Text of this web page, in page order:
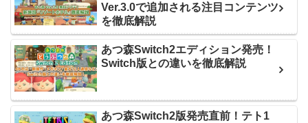
Ver.3.0で追加される注目コンテンツ
を徹底解説
あつ森Switch2エディション発売！
Switch版との違いを徹底解説
あつ森Switch2版発売直前！テト1